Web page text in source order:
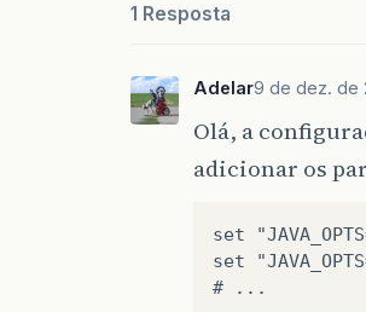
1 Resposta
Adelar9 de dez. de
Olá, a
adicionar os
set
set